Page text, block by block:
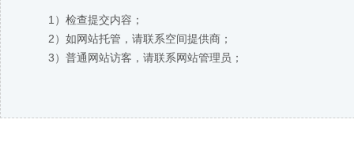
1）检查提交内容；
2）如网站托管，请联系空间提供商；
3）普通网站访客，请联系网站管理员；